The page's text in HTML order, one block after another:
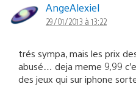
AngeAlexiel
29/01/2013 à 13:22
trés sympa, mais les prix
abusé… deja meme 9,99
des jeux qui sur iphone